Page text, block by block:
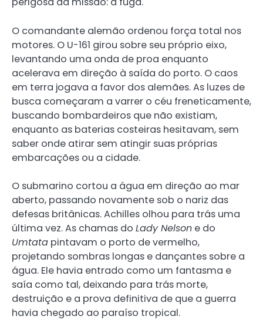
O comandante alemão ordenou força total nos
motores. O U-161 girou sobre seu próprio eixo,
levantando uma onda de proa enquanto
acelerava em direção à saída do porto. O caos
em terra jogava a favor dos alemães. As luzes de
busca começaram a varrer o céu freneticamente,
buscando bombardeiros que não existiam,
enquanto as baterias costeiras hesitavam, sem
saber onde atirar sem atingir suas próprias
embarcações ou a cidade.
O submarino cortou a água em direção ao mar
aberto, passando novamente sob o nariz das
defesas britânicas. Achilles olhou para trás uma
última vez. As chamas do Lady Nelson e do
Umtata pintavam o porto de vermelho,
projetando sombras longas e dançantes sobre a
água. Ele havia entrado como um fantasma e
saía como tal, deixando para trás morte,
destruição e a prova definitiva de que a guerra
havia chegado ao paraíso tropical.